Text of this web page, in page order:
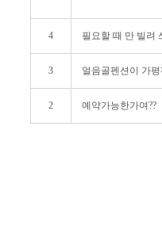
4 필요할 때 만 빌려
3 얼음골펜션이 가
2 예약가능한가여??